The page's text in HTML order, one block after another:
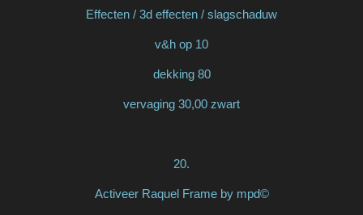
Effecten / 3d effecten / slagschaduw
v&h op 10
dekking 80
vervaging 30,00 zwart
20.
Activeer Raquel Frame by mpd©